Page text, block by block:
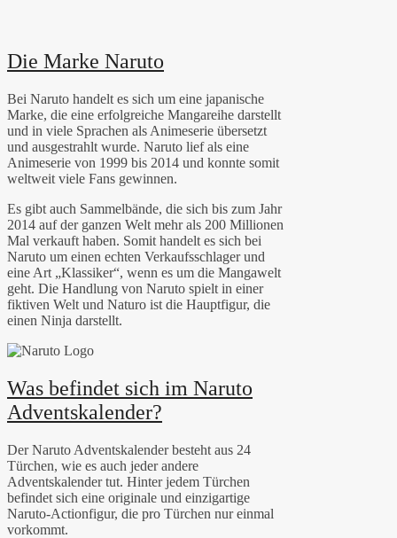
Die Marke Naruto
Bei Naruto handelt es sich um eine japanische
Marke, die eine erfolgreiche Mangareihe darstellt
und in viele Sprachen als Animeserie übersetzt
und ausgestrahlt wurde. Naruto lief als eine
Animeserie von 1999 bis 2014 und konnte somit
weltweit viele Fans gewinnen.
Es gibt auch Sammelbände, die sich bis zum Jahr
2014 auf der ganzen Welt mehr als 200 Millionen
Mal verkauft haben. Somit handelt es sich bei
Naruto um einen echten Verkaufsschlager und
eine Art „Klassiker“, wenn es um die Mangawelt
geht. Die Handlung von Naruto spielt in einer
fiktiven Welt und Naturo ist die Hauptfigur, die
einen Ninja darstellt.
Was befindet sich im Naruto
Adventskalender?
Der Naruto Adventskalender besteht aus 24
Türchen, wie es auch jeder andere
Adventskalender tut. Hinter jedem Türchen
befindet sich eine originale und einzigartige
Naruto-Actionfigur, die pro Türchen nur einmal
vorkommt.